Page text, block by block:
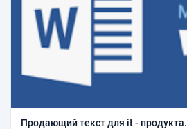
Продающий текст для it - продукта.